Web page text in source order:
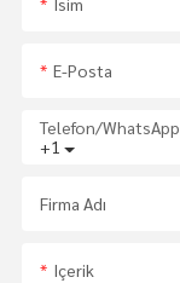
E-Posta
+1
Telefon/WhatsApp
Firma Adı
Içerik